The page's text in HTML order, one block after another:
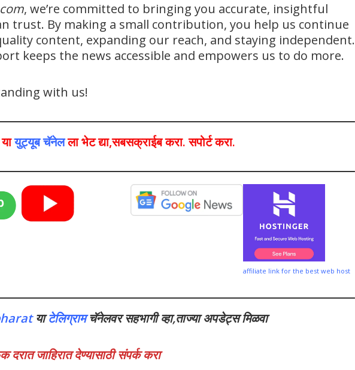
, we’re committed to bringing you accurate, insightful
trust. By making a small contribution, you help us continue
content, expanding our reach, and staying independent.
keeps the news accessible and empowers us to do more.
with us!
युट्यूब चॅनेलला भेट द्या,सबसक्राईब करा. सपोर्ट करा.
affiliate link for the best web host
याटेलिग्रामचॅनेलवर सहभागी व्हा,ताज्या अपडेट्स मिळवा
दरात जाहिरात देण्यासाठी संपर्क करा